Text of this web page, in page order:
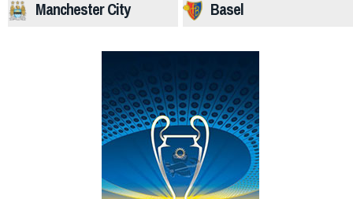
Basel
Manchester City